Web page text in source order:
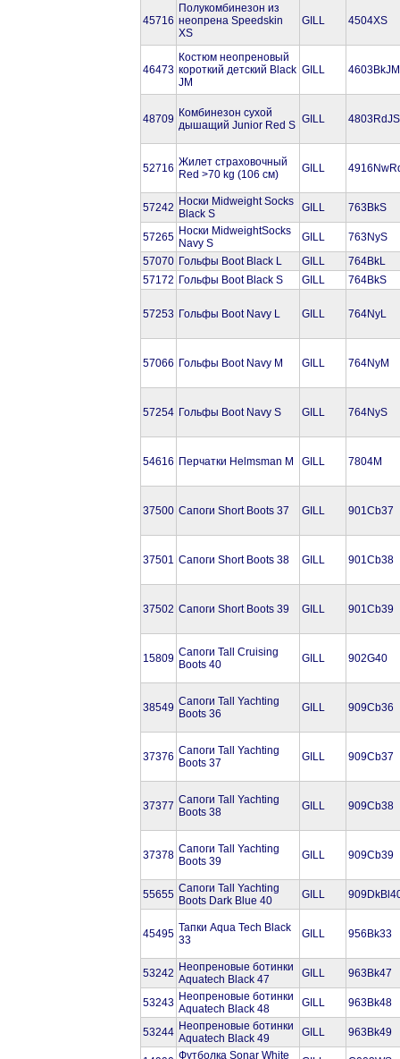
45716
Полукомбинезон из
неопрена Speedskin
XS
GILL 4504XS
46473
Костюм неопреновый
короткий детский Black
JM
GILL 4603BkJM
48709 Комбинезон сухой
дышащий Junior Red S GILL 4803RdJS
52716 Жилет страховочный
Red >70 kg (106 см)
GILL
57242 Носки Midweight Socks
Black S
GILL 763BkS
57265 Носки MidweightSocks
Navy S
GILL
763NyS
57070 Гольфы Boot Black L GILL
764BkL
57172 Гольфы Boot Black S GILL 764BkS
57253 Гольфы Boot Navy L GILL 764NyL
57066 Гольфы Boot Navy M GILL 764NyM
57254 Гольфы Boot Navy S GILL 764NyS
54616 Перчатки Helmsman M GILL 7804M
37500 Сапоги Short Boots 37 GILL 901Cb37
37501 Сапоги Short Boots 38 GILL 901Cb38
37502 Сапоги Short Boots 39 GILL 901Cb39
15809 Сапоги Tall Cruising
Boots 40
GILL 902G40
38549 Сапоги Tall Yachting
Boots 36
GILL 909Cb36
37376 Сапоги Tall Yachting
Boots 37
GILL 909Cb37
37377 Сапоги Tall Yachting
Boots 38
GILL 909Cb38
37378 Сапоги Tall Yachting
Boots 39
GILL 909Cb39
55655 Сапоги Tall Yachting
Boots Dark Blue 40
GILL
45495 Тапки Aqua Tech Black
33
GILL 956Bk33
53242 Неопреновые ботинки
Aquatech Black 47
GILL 963Bk47
53243 Неопреновые ботинки
Aquatech Black 48
GILL 963Bk48
53244 Неопреновые ботинки
Aquatech Black 49
GILL 963Bk49
Футболка Sonar White